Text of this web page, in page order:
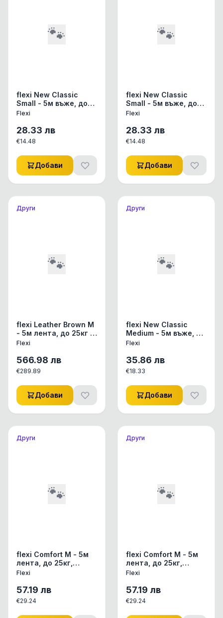
🐾
flexi New Classic
Small - 5м въже, до
12кг - цвят черен
Flexi
28.33 лв
€14.48
Добави
🐾
flexi New Classic
Small - 5м въже, до
12кг - цвят син
Flexi
28.33 лв
€14.48
Добави
Други
🐾
flexi Leather Brown М
- 5м лента, до 25кг -
цвят кафяв, кутия с
кожа
Flexi
566.98 лв
€289.89
Добави
Други
🐾
flexi New Classic
Medium - 5м въже, до
20кг - цвят червен
Flexi
35.86 лв
€18.33
Добави
Други
🐾
flexi Comfort М - 5м
лента, до 25кг,
червено
Flexi
57.19 лв
€29.24
Други
🐾
flexi Comfort М - 5м
лента, до 25кг,
розово
Flexi
57.19 лв
€29.24